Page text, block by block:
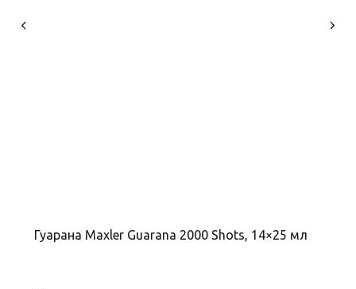
Гуарана Maxler Guarana 2000 Shots, 14×25 мл